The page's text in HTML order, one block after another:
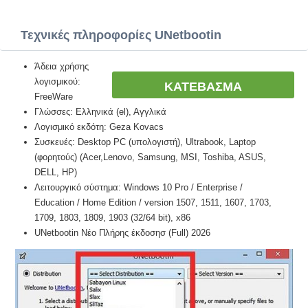
Τεχνικές πληροφορίες UNetbootin
ΚΑΤΕΒΑΣΜΑ
Άδεια χρήσης
λογισμικού:
FreeWare
Γλώσσες: Ελληνικά (el), Αγγλικά
Λογισμικό εκδότη: Geza Kovacs
Συσκευές: Desktop PC (υπολογιστή), Ultrabook, Laptop
(φορητούς) (Acer,Lenovo, Samsung, MSI, Toshiba, ASUS,
DELL, HP)
Λειτουργικό σύστημα: Windows 10 Pro / Enterprise /
Education / Home Edition / version 1507, 1511, 1607, 1703,
1709, 1803, 1809, 1903 (32/64 bit), x86
UNetbootin Νέο Πλήρης έκδοσησ (Full) 2026